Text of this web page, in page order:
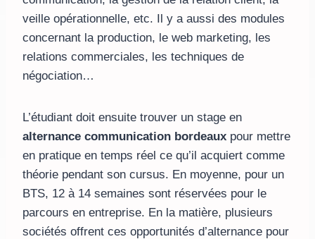
veille opérationnelle, etc. Il y a aussi des modules
concernant la production, le web marketing, les
relations commerciales, les techniques de
négociation…
L’étudiant doit ensuite trouver un stage en
alternance communication bordeaux pour mettre
en pratique en temps réel ce qu’il acquiert comme
théorie pendant son cursus. En moyenne, pour un
BTS, 12 à 14 semaines sont réservées pour le
parcours en entreprise. En la matière, plusieurs
sociétés offrent ces opportunités d’alternance pour